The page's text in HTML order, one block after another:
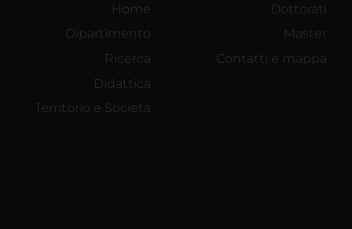
Home
Dipartimento
Ricerca
Didattica
Territorio e Società
Dottorati
Master
Contatti e mappa